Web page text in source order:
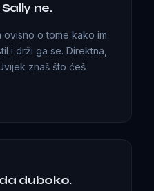
ne.
ovisno o tome kako im
i drži ga se. Direktna,
znaš što ćeš
duboko.